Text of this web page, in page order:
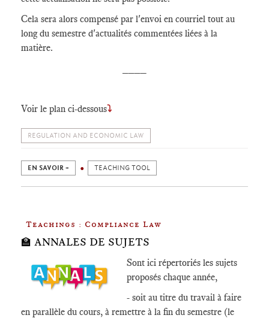
Cela sera alors compensé par l'envoi en courriel tout au
long du semestre d'actualités commentées liées à la
matière.
Voir le plan ci-dessous⤵
REGULATION AND ECONOMIC LAW
EN SAVOIR + TEACHING TOOL
Teachings : Compliance Law
🏫 ANNALES DE SUJETS
Sont ici répertoriés les sujets
proposés chaque année,
- soit au titre du travail à faire
en parallèle du cours, à remettre à la fin du semestre (le